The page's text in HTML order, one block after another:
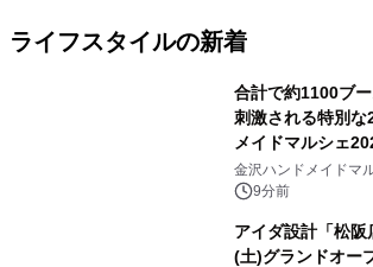
ライフスタイルの新着
合計で約1100ブ
刺激される特別な
メイドマルシェ
10/4(日)開催
金沢ハンドメイドマ
9分前
アイダ設計「松
(土)グランドオー